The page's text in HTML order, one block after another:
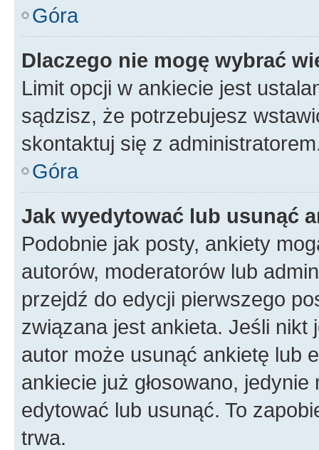
Góra
Dlaczego nie mogę wybrać
Limit opcji w ankiecie jest
sądzisz, że potrzebujesz
skontaktuj się z
Góra
Jak wyedytować lub usunąć
Podobnie jak posty, ankiety
autorów, moderatorów lub
przejdź do edycji pierwszego
związana jest ankieta. Jeśli nikt
autor może usunąć ankietę lub
ankiecie już głosowano,
edytować lub usunąć. To
trwa.